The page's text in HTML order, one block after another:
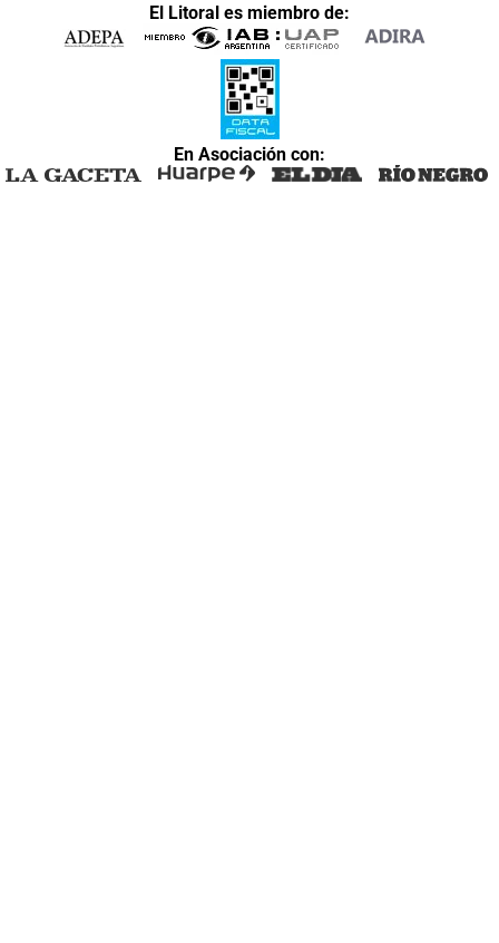
El Litoral es miembro de:
En Asociación con: